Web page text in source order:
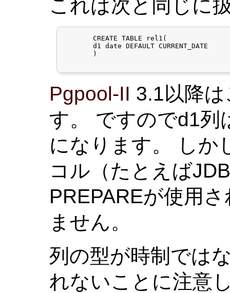
これは次と同じに
       CREATE TABLE rel1(
       d1 date DEFAULT CURRENT_DATE
       )
Pgpool-II 3.1以降
す。 ですのでd1列
になります。 しか
コル（たとえば
PREPAREが使用
ません。
列の型が時制では
れないことに注意